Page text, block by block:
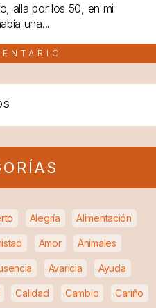
alla por los 50, en mi
una...
Alegría Alimentación
Amor Animales
Avaricia Ayuda
Calidad Cambio Cariño